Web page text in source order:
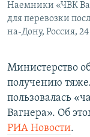
УКРАИНСКАЯ
Все сайты RFE/
Наемники «ЧВК
для перевозки
на-Дону, Россия,
Министерство
получению
пользовалась
Вагнера». Об
РИА Новости.